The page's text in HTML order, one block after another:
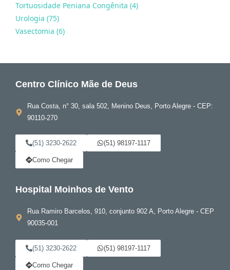
Tortuosidade Peniana Congênita (4)
Urologia (75)
Vasectomia (6)
Centro Clínico Mãe de Deus
Rua Costa, n° 30, sala 502, Menino Deus, Porto Alegre - CEP:
90110-270
(51) 3230-2622 (51) 98197-1117
Como Chegar
Hospital Moinhos de Vento
Rua Ramiro Barcelos, 910, conjunto 902 A, Porto Alegre - CEP
90035-001
(51) 3230-2622 (51) 98197-1117
Como Chegar